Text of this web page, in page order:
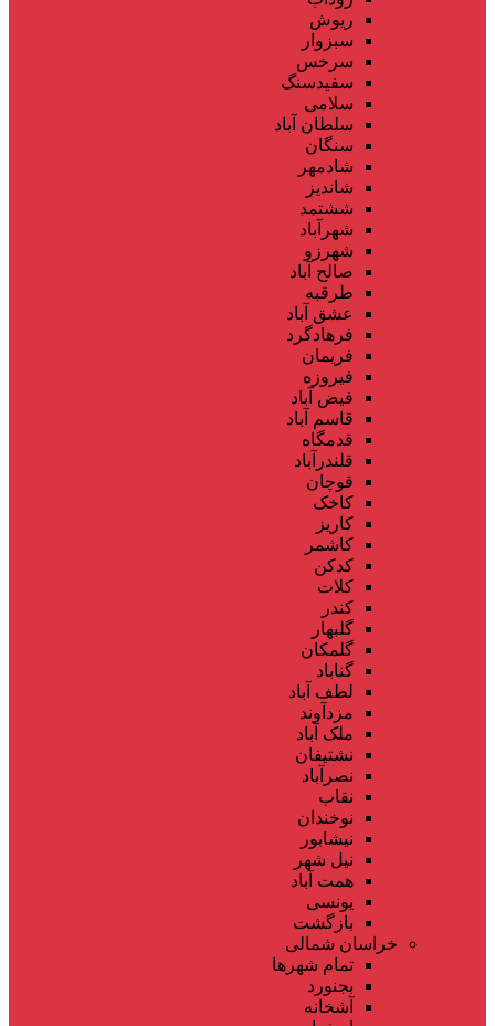
ریوش
سبزوار
سرخس
سفیدسنگ
سلامی
سلطان آباد
سنگان
شادمهر
شاندیز
ششتمد
شهرآباد
شهرزو
صالح آباد
طرقبه
عشق آباد
فرهادگرد
فریمان
فیروزه
فیض آباد
قاسم آباد
قدمگاه
قلندرآباد
قوچان
کاخک
کاریز
کاشمر
کدکن
کلات
کندر
گلبهار
گلمکان
گناباد
لطف آباد
مزدآوند
ملک آباد
نشتیفان
نصرآباد
نقاب
نوخندان
نیشابور
نیل شهر
همت آباد
یونسی
بازگشت
خراسان شمالی
تمام شهر‌ها
بجنورد
آشخانه